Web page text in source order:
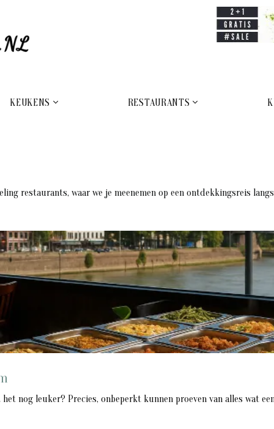
KEUKENS RESTAURANTS
restaurants, waar we je meenemen op een ontdekkingsreis
nog leuker? Precies, onbeperkt kunnen proeven van alles wat